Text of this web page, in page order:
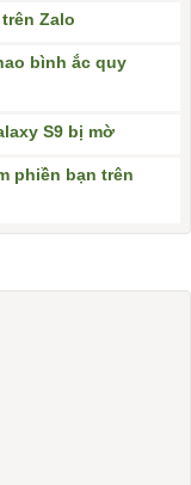
Zalo
bình ắc quy
S9 bị mờ
phiền bạn trên